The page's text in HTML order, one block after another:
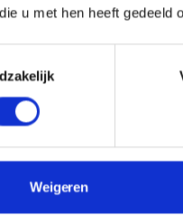
u met hen heeft gedeeld
Weigeren